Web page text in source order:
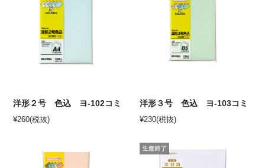
洋形２号 色込 ヨ-102コミ
¥260(税抜)
洋形３号 色込 ヨ-103コミ
¥230(税抜)